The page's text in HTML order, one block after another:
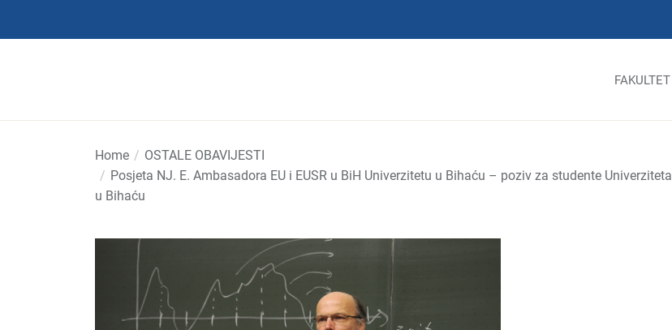
FAKULTET
Home
OSTALE OBAVIJESTI
Posjeta NJ. E. Ambasadora EU i EUSR u BiH Univerzitetu u Bihaću – poziv za studente Univerziteta
u Bihaću